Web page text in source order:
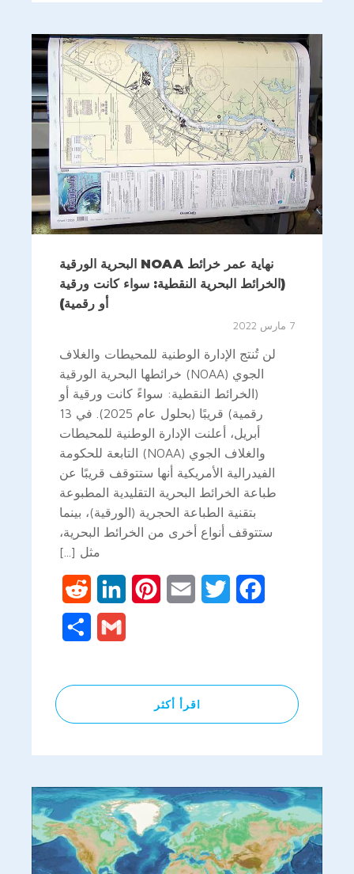
نهاية عمر خرائط NOAA البحرية الورقية
(الخرائط البحرية النقطية: سواء كانت ورقية
أو رقمية)
7 مارس 2022
لن تُنتج الإدارة الوطنية للمحيطات والغلاف
الجوي (NOAA) خرائطها البحرية الورقية
(الخرائط النقطية: سواءً كانت ورقية أو
رقمية) قريبًا (بحلول عام 2025). في 13
أبريل، أعلنت الإدارة الوطنية للمحيطات
والغلاف الجوي (NOAA) التابعة للحكومة
الفيدرالية الأمريكية أنها ستتوقف قريبًا عن
طباعة الخرائط البحرية التقليدية المطبوعة
بتقنية الطباعة الحجرية (الورقية)، بينما
ستتوقف أنواع أخرى من الخرائط البحرية،
مثل [...]
Facebook
Twitter
Email
Pinterest
LinkedIn
Gmail
اقرأ أكثر